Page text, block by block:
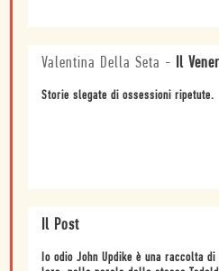
Valentina Della Seta - Il
Storie slegate di ossessioni ripetute.
Il Post
Io odio John Updike è una raccolta